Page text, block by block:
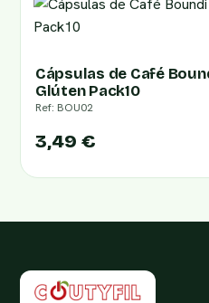
Cápsulas de Café
Glúten Pack10
Ref: BOU02
3,49 €